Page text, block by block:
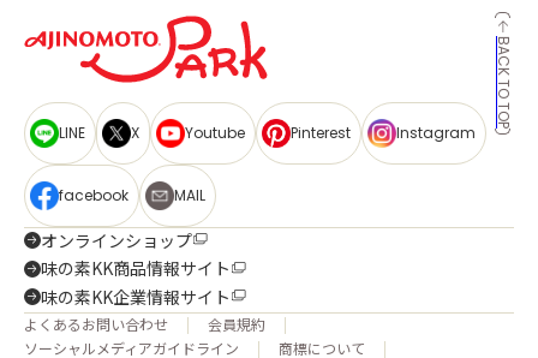
BACK TO TOP
LINE X Youtube Pinterest Instagram
facebook MAIL
オンラインショップ
味の素KK商品情報サイト
味の素KK企業情報サイト
よくあるお問い合わせ
会員規約
ソーシャルメディアガイドライン
商標について